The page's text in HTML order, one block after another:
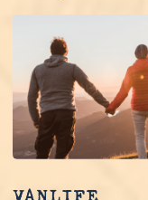
VANLIFE